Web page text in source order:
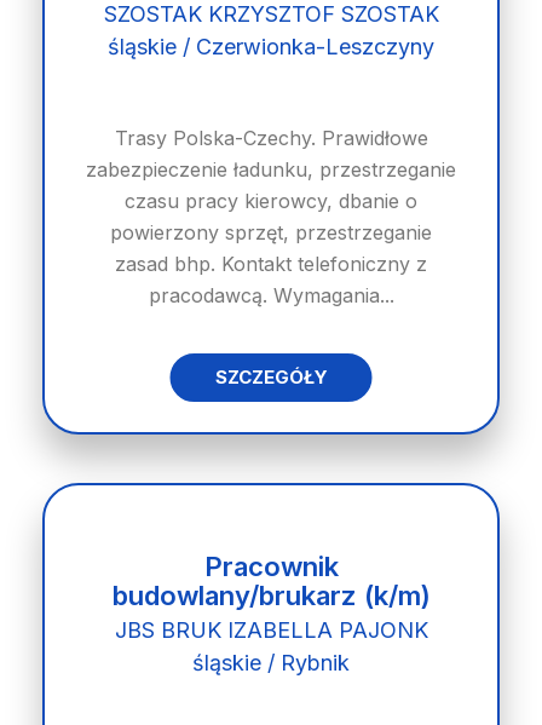
SZOSTAK KRZYSZTOF SZOSTAK
śląskie / Czerwionka-Leszczyny
Trasy Polska-Czechy. Prawidłowe
zabezpieczenie ładunku, przestrzeganie
czasu pracy kierowcy, dbanie o
powierzony sprzęt, przestrzeganie
zasad bhp. Kontakt telefoniczny z
pracodawcą. Wymagania...
SZCZEGÓŁY
Pracownik
budowlany/brukarz (k/m)
JBS BRUK IZABELLA PAJONK
śląskie / Rybnik